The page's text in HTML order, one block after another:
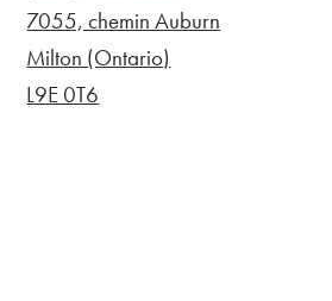
7055, chemin Auburn
Milton (Ontario)
L9E 0T6